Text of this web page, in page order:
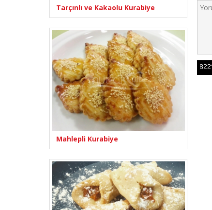
Tarçınlı ve Kakaolu Kurabiye
Mahlepli Kurabiye